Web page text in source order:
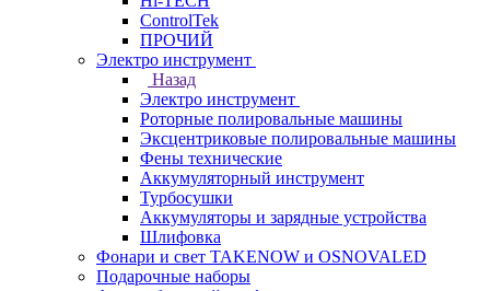
ControlTek
ПРОЧИЙ
Электро инструмент
Назад
Электро инструмент
Роторные полировальные машины
Эксцентриковые полировальные машины
Фены технические
Аккумуляторный инструмент
Турбосушки
Аккумуляторы и зарядные устройства
Шлифовка
Фонари и свет TAKENOW и OSNOVALED
Подарочные наборы